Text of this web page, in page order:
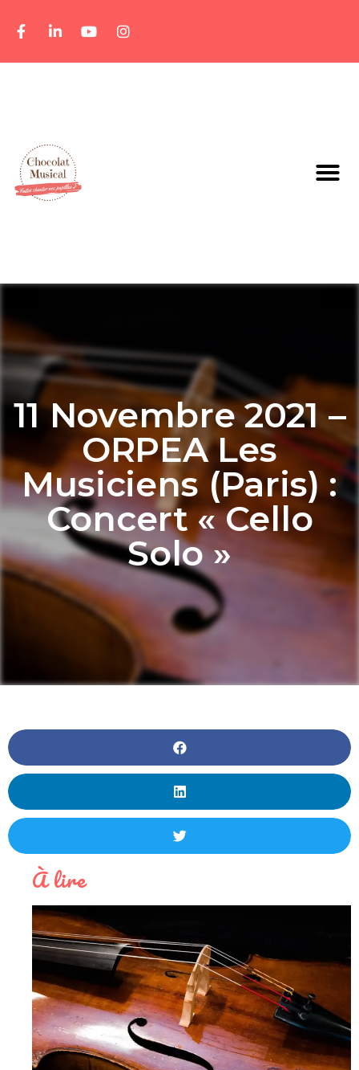
11 Novembre 2021 –
ORPEA Les
Musiciens (Paris) :
Concert « Cello
Solo »
À lire